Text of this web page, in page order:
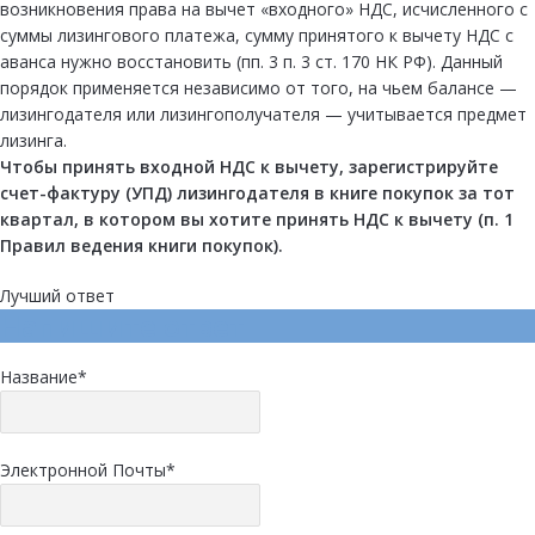
возникновения права на вычет «входного» НДС, исчисленного с
суммы лизингового платежа, сумму принятого к вычету НДС с
аванса нужно восстановить (пп. 3 п. 3 ст. 170 НК РФ). Данный
порядок применяется независимо от того, на чьем балансе —
лизингодателя или лизингополучателя — учитывается предмет
лизинга.
Чтобы принять входной НДС к вычету, зарегистрируйте
счет-фактуру (УПД) лизингодателя в книге покупок за тот
квартал, в котором вы хотите принять НДС к вычету (п. 1
Правил ведения книги покупок).
Лучший ответ
Название*
Электронной Почты*